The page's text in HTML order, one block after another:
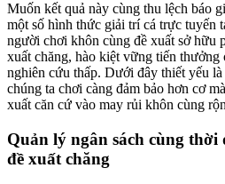
Muốn kết quả này cùng thu lệch báo
một số hình thức giải trí cá trực tuyến
người chơi khôn cùng đề xuất sở hữu
xuất chăng, hào kiệt vững tiến thưởng
nghiên cứu thấp. Dưới đây thiết yếu
chúng ta chơi càng đảm bảo hơn cơ
xuất căn cứ vào may rủi khôn cùng
Quản lý ngân sách cùng
đề xuất chăng